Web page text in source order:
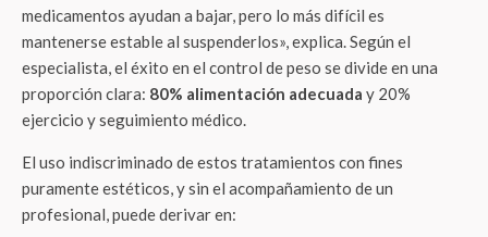
medicamentos ayudan a bajar, pero lo más difícil es
mantenerse estable al suspenderlos», explica. Según el
especialista, el éxito en el control de peso se divide en una
proporción clara: 80% alimentación adecuada y 20%
ejercicio y seguimiento médico.
El uso indiscriminado de estos tratamientos con fines
puramente estéticos, y sin el acompañamiento de un
profesional, puede derivar en: